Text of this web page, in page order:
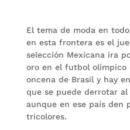
El tema de moda en
en esta frontera es el
selección Mexicana ira
oro en el futbol olímpico
oncena de Brasil y hay
que se puede derrotar al
aunque en ese país den
tricolores.